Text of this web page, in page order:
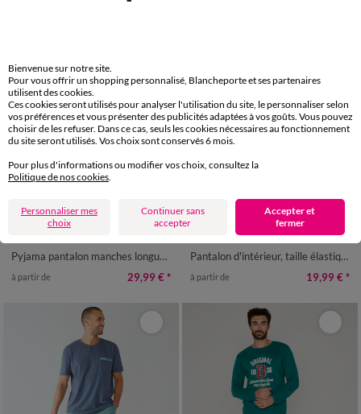
L XL 4XL
Pyjama pantalon manches longues message
à partir de 29,99 € *
44/46
52/54 56/58 60/62 64/66
Pantalon d'intérieur, taille élastiquée, polaire toucher peluche
à partir de 19,99 € *
Bienvenue sur notre site.
Pour vous offrir un shopping personnalisé, Blancheporte et ses partenaires
utilisent des cookies.
Ces cookies seront utilisés pour analyser l'utilisation du site, le personnaliser selon
vos préférences et vous présenter des publicités adaptées à vos goûts. Vous pouvez
choisir de les refuser. Dans ce cas, seuls les cookies nécessaires au fonctionnement
du site seront utilisés. Vos choix sont conservés 6 mois.
Pour plus d'informations ou modifier vos choix, consultez la
Politique de nos cookies
Personnaliser mes
choix
Continuer sans
accepter
Accepter et
fermer